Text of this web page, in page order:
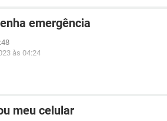
emergência
às 04:24
meu celular